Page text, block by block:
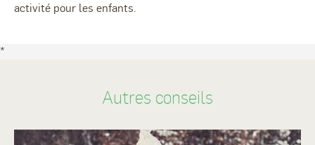
activité pour les enfants.
*
Autres conseils